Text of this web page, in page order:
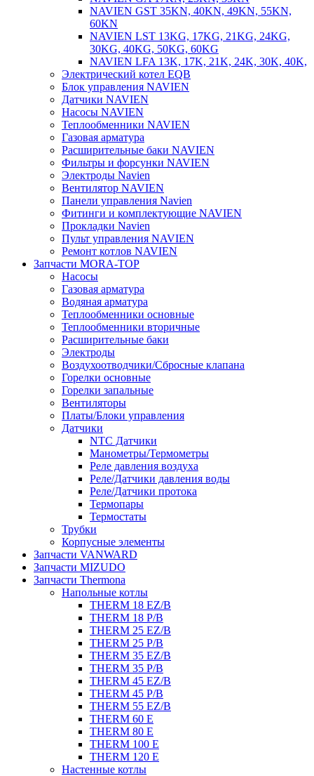
NAVIEN GST 35KN, 40KN, 49KN, 55KN,
60KN
NAVIEN LST 13KG, 17KG, 21KG, 24KG,
30KG, 40KG, 50KG, 60KG
NAVIEN LFA 13K, 17K, 21K, 24K, 30K, 40K,
Электрический котел EQB
Блок управления NAVIEN
Датчики NAVIEN
Насосы NAVIEN
Теплообменники NAVIEN
Газовая арматура
Расширительные баки NAVIEN
Фильтры и форсунки NAVIEN
Электроды Navien
Вентилятор NAVIEN
Панели управления Navien
Фитинги и комплектующие NAVIEN
Прокладки Navien
Пульт управления NAVIEN
Ремонт котлов NAVIEN
Запчасти MORA-TOP
Насосы
Газовая арматура
Водяная арматура
Теплообменники основные
Теплообменники вторичные
Расширительные баки
Электроды
Воздухоотводчики/Сбросные клапана
Горелки основные
Горелки запальные
Вентиляторы
Платы/Блоки управления
Датчики
NTC Датчики
Манометры/Термометры
Реле давления воздуха
Реле/Датчики давления воды
Реле/Датчики протока
Термопары
Термостаты
Трубки
Корпусные элементы
Запчасти VANWARD
Запчасти MIZUDO
Запчасти Thermona
Напольные котлы
THERM 18 EZ/B
THERM 18 P/B
THERM 25 EZ/B
THERM 25 P/B
THERM 35 EZ/B
THERM 35 P/B
THERM 45 EZ/B
THERM 45 P/B
THERM 55 EZ/B
THERM 60 E
THERM 80 E
THERM 100 E
THERM 120 E
Настенные котлы